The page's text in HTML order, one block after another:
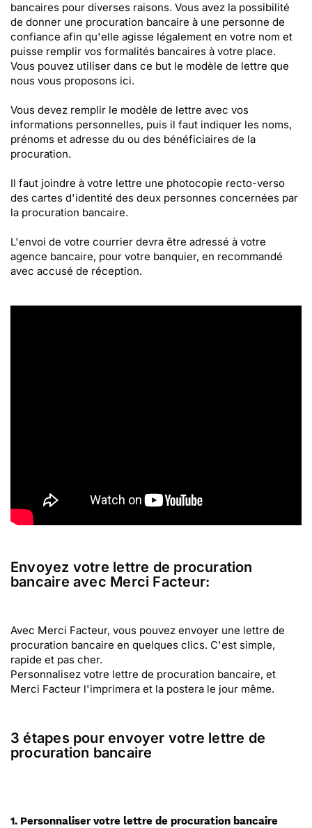
bancaires pour diverses raisons. Vous avez la possibilité
de donner une procuration bancaire à une personne de
confiance afin qu'elle agisse légalement en votre nom et
puisse remplir vos formalités bancaires à votre place.
Vous pouvez utiliser dans ce but le modèle de lettre que
nous vous proposons ici.
Vous devez remplir le modèle de lettre avec vos
informations personnelles, puis il faut indiquer les noms,
prénoms et adresse du ou des bénéficiaires de la
procuration.
Il faut joindre à votre lettre une photocopie recto-verso
des cartes d'identité des deux personnes concernées par
la procuration bancaire.
L'envoi de votre courrier devra être adressé à votre
agence bancaire, pour votre banquier, en recommandé
avec accusé de réception.
Envoyez votre lettre de procuration
bancaire avec Merci Facteur:
Avec Merci Facteur, vous pouvez envoyer une lettre de
procuration bancaire en quelques clics. C'est simple,
rapide et pas cher.
Personnalisez votre lettre de procuration bancaire, et
Merci Facteur l'imprimera et la postera le jour même.
3 étapes pour envoyer votre lettre de
procuration bancaire
1. Personnaliser votre lettre de procuration bancaire